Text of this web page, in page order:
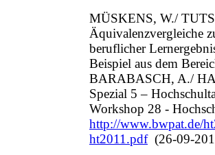
MÜSKENS, W./
Äquivalenzvergleiche
beruflicher
Beispiel aus dem
BARABASCH, A./
Spezial 5 –
Workshop 28 -
http://www.bwpat.de/
ht2011.pdf(26-09-